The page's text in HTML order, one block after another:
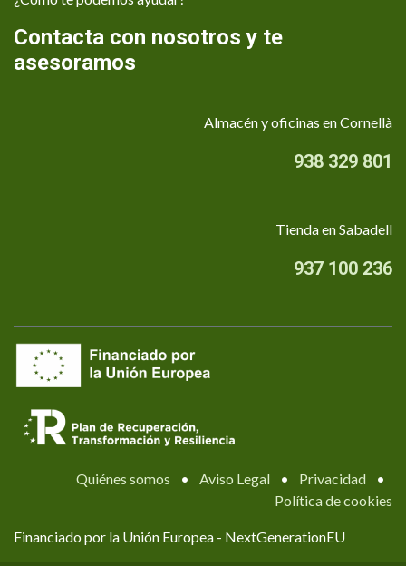
Contacta con nosotros y te
asesoramos
Almacén y oficinas en Cornellà
938 329 801
Tienda en Sabadell
937 100 236
Quiénes somos • Aviso Legal • Privacidad
•
Política de cookies
Financiado por la Unión Europea - NextGenerationEU